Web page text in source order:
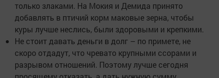
только злаками. На Мокия и Демида принято
добавлять в птичий корм маковые зерна, чтобы
куры лучше неслись, были здоровыми и крепкими.
Не стоит давать деньги в долг – по примете, не
скоро отдадут, что чревато крупными ссорами и
разрывом отношений. Поэтому лучше сегодня